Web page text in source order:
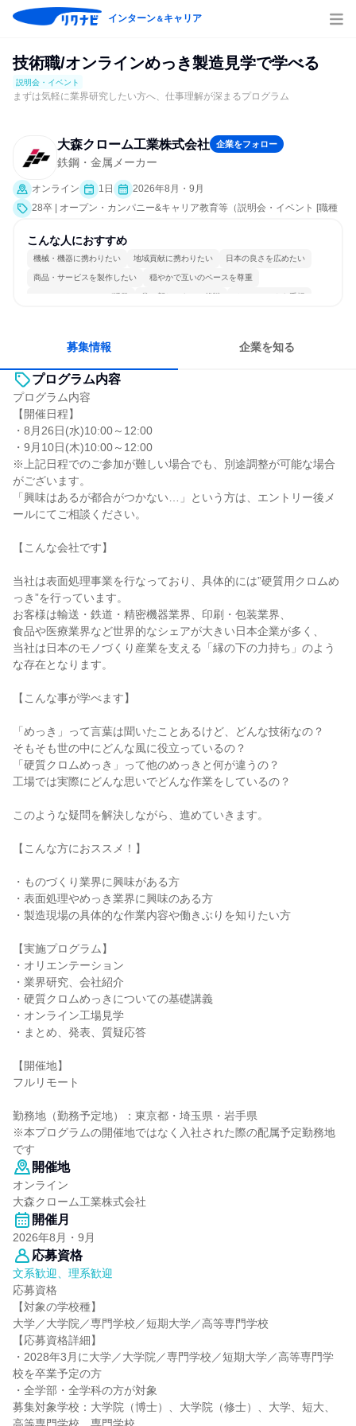
インターン＆キャリア
技術職/オンラインめっき製造見学で学べる
説明会・イベント
まずは気軽に業界研究したい方へ、仕事理解が深まるプログラム
大森クローム工業株式会社 企業をフォロー
鉄鋼・金属メーカー
オンライン 1日
2026年8月・9月
28卒 | オープン・カンパニー&キャリア教育等（説明会・イベント [職種
こんな人におすすめ
機械・機器に携わりたい 地域貢献に携わりたい 日本の良さを広めたい
商品・サービスを製作したい 穏やかで互いのペースを尊重
コミュニケーションが活発 常に新しいものに挑戦 チームワークを重視
募集情報 企業を知る
プログラム内容
プログラム内容
【開催日程】
・8月26日(水)10:00～12:00
・9月10日(木)10:00～12:00
※上記日程でのご参加が難しい場合でも、別途調整が可能な場合
がございます。
「興味はあるが都合がつかない…」という方は、エントリー後メ
ールにてご相談ください。
【こんな会社です】
当社は表面処理事業を行なっており、具体的には”硬質用クロムめ
っき”を行っています。
お客様は輸送・鉄道・精密機器業界、印刷・包装業界、
食品や医療業界など世界的なシェアが大きい日本企業が多く、
当社は日本のモノづくり産業を支える「縁の下の力持ち」のよう
な存在となります。
【こんな事が学べます】
「めっき」って言葉は聞いたことあるけど、どんな技術なの？
そもそも世の中にどんな風に役立っているの？
「硬質クロムめっき」って他のめっきと何が違うの？
工場では実際にどんな思いでどんな作業をしているの？
このような疑問を解決しながら、進めていきます。
【こんな方におススメ！】
・ものづくり業界に興味がある方
・表面処理やめっき業界に興味のある方
・製造現場の具体的な作業内容や働きぶりを知りたい方
【実施プログラム】
・オリエンテーション
・業界研究、会社紹介
・硬質クロムめっきについての基礎講義
・オンライン工場見学
・まとめ、発表、質疑応答
【開催地】
フルリモート
勤務地（勤務予定地）：東京都・埼玉県・岩手県
※本プログラムの開催地ではなく入社された際の配属予定勤務地
です
開催地
オンライン
大森クローム工業株式会社
開催月
2026年8月・9月
応募資格
文系歓迎、理系歓迎
応募資格
【対象の学校種】
大学／大学院／専門学校／短期大学／高等専門学校
【応募資格詳細】
・2028年3月に大学／大学院／専門学校／短期大学／高等専門学
校を卒業予定の方
・全学部・全学科の方が対象
募集対象学校：大学院（博士）、大学院（修士）、大学、短大、